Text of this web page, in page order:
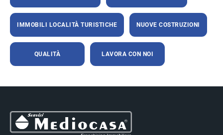
IMMOBILI LOCALITÀ TURISTICHE NUOVE COSTRUZIONI
QUALITÀ LAVORA CON NOI